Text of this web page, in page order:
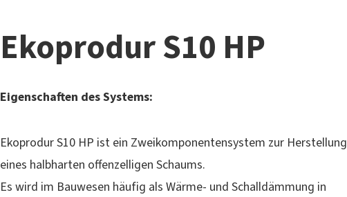
Ekoprodur S10 HP
Eigenschaften des Systems:
Ekoprodur S10 HP ist ein Zweikomponentensystem zur Herstellung
eines halbharten offenzelligen Schaums.
Es wird im Bauwesen häufig als Wärme- und Schalldämmung in